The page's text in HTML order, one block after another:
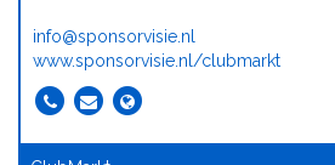
info@sponsorvisie.nl
www.sponsorvisie.nl/clubmarkt